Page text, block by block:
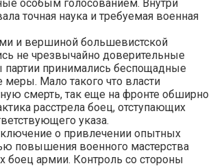
особым голосованием. Внутри
точная наука и требуемая военная
и вершиной большевистской
не чрезвычайно доверительные
партии принимались беспощадные
Мало такого что власти
смерть, так еще на фронте обширно
расстрела боец, отступающих
указа.
о привлечении опытных
повышения военного мастерства
боец армии. Контроль со стороны